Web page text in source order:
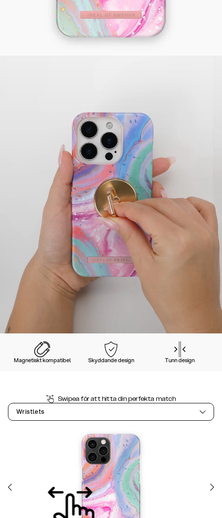
Magnetiskt kompatibel Skyddande design Tunn design
Swipea för att hitta din perfekta match
Wristlets